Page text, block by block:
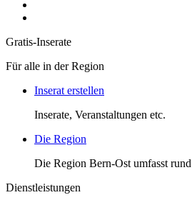
Gratis-Inserate
Für alle in der Region
Inserat erstellen
Inserate, Veranstaltungen etc.
Die Region
Die Region Bern-Ost umfasst
Dienstleistungen